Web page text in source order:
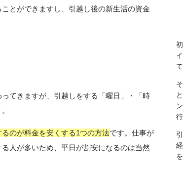
とができますし、引越し後の新生活の資金
てきますが、引越しをする「曜日」・「時
のが料金を安くする1つの方法です。仕事が
人が多いため、平日が割安になるのは当然
行